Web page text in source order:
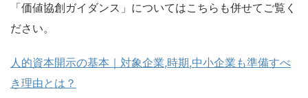
「価値協創ガイダンス」についてはこちらも併せてご覧く
ださい。
人的資本開示の基本｜対象企業,時期,中小企業も準備すべ
き理由とは？